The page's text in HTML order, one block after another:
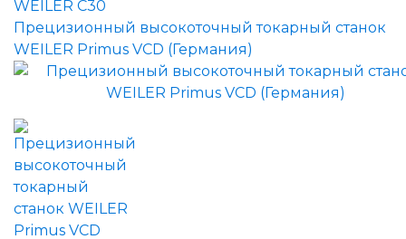
Прецизионный высокоточный токарный станок
WEILER Primus VCD (Германия)